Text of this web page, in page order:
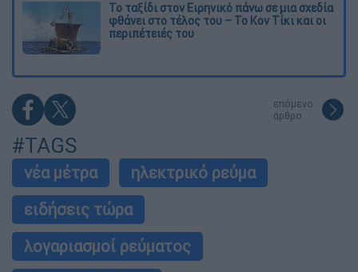
Το ταξίδι στον Ειρηνικό πάνω σε μια σχεδία
φθάνει στο τέλος του – Το Κον Τίκι και οι
περιπέτειές του
επόμενο
άρθρο
#TAGS
νέα μέτρα
ηλεκτρικό ρεύμα
ειδήσεις τώρα
λογαριασμοί ρεύματος